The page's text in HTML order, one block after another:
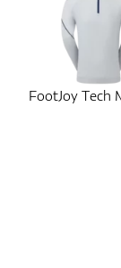
FootJoy Tech